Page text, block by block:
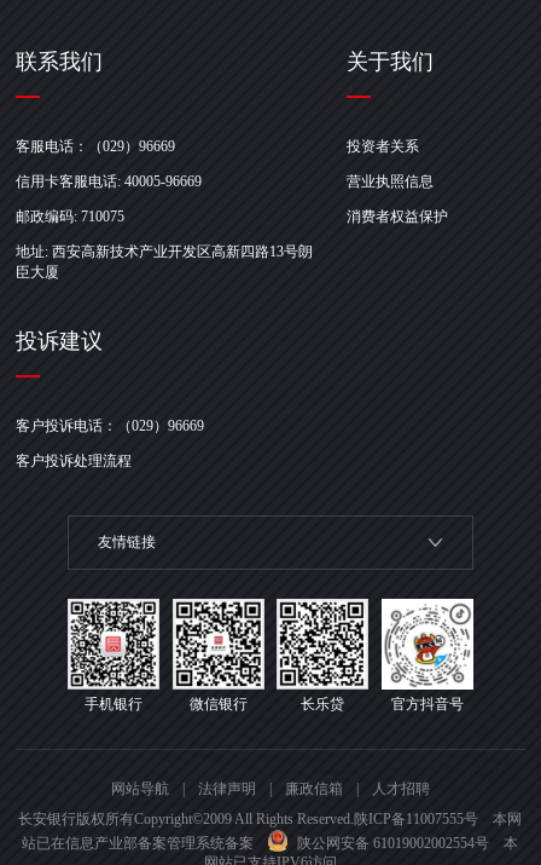
联系我们
客服电话：（029）96669
信用卡客服电话: 40005-96669
邮政编码: 710075
地址: 西安高新技术产业开发区高新四路13号朗
臣大厦
关于我们
投资者关系
营业执照信息
消费者权益保护
投诉建议
客户投诉电话：（029）96669
客户投诉处理流程
友情链接
手机银行 微信银行 长乐贷 官方抖音号
网站导航 | 法律声明 | 廉政信箱 |
人才招聘
长安银行版权所有Copyright©2009 All Rights Reserved.陕ICP备11007555号 本网
站已在信息产业部备案管理系统备案
陕公网安备 61019002002554号 本